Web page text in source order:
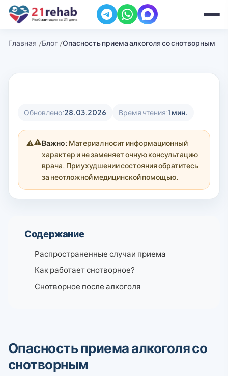
Главная Блог Опасность приема алкоголя со снотворным
Обновлено:28.03.2026 Время чтения:1 мин.
⚠️Важно: Материал носит информационный
характер и не заменяет очную консультацию
врача. При ухудшении состояния обратитесь
за неотложной медицинской помощью.
Содержание
Распространенные случаи приема
Как работает снотворное?
Снотворное после алкоголя
Опасность приема алкоголя со
снотворным